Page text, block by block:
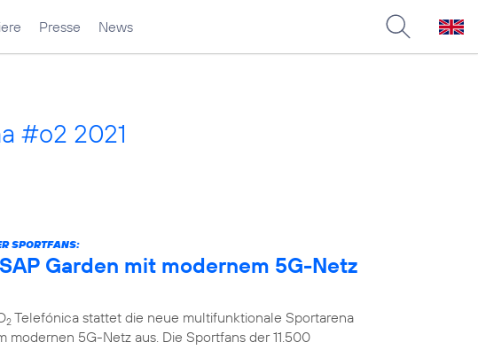
Presse News
#o2 2021
SPORTFANS:
Garden mit modernem 5G-Netz
2 Telefónica stattet die neue multifunktionale Sportarena
modernen 5G-Netz aus. Die Sportfans der 11.500